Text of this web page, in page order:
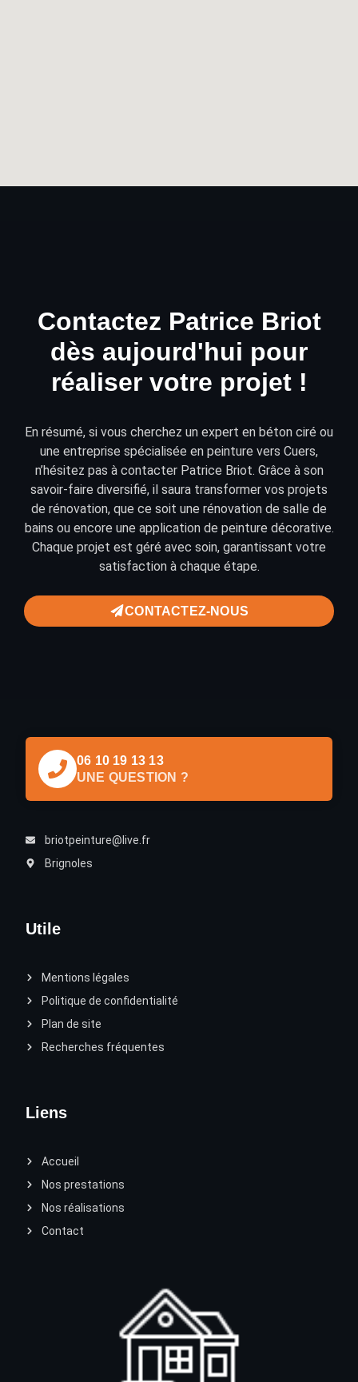
Contactez Patrice Briot
dès aujourd'hui pour
réaliser votre projet !
En résumé, si vous cherchez un expert en béton ciré ou
une entreprise spécialisée en peinture vers Cuers,
n’hésitez pas à contacterPatrice Briot. Grâce à son
savoir-faire diversifié, il saura transformer vos projets
de rénovation, que ce soit une rénovation de salle de
bains ou encore une application de peinture décorative.
Chaque projet est géré avec soin, garantissant votre
satisfaction à chaque étape.
CONTACTEZ-NOUS
Liens
Accueil
Nos prestations
Nos réalisations
Contact
Utile
Mentions légales
Politique de confidentialité
Plan de site
Recherches fréquentes
06 10 19 13 13
UNE QUESTION ?
briotpeinture@live.fr
Brignoles